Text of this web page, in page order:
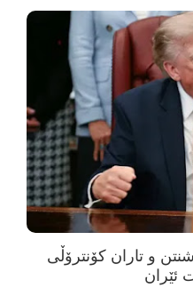
و تاران کۆنترۆڵی
ئێران